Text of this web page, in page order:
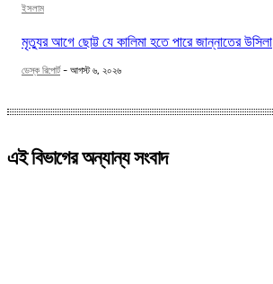
ইসলাম
মৃত্যুর আগে ছোট্ট যে কালিমা হতে পারে জান্নাতের উসিলা
ডেস্ক রিপোর্ট - আগস্ট ৬, ২০২৬
এই বিভাগের অন্যান্য সংবাদ